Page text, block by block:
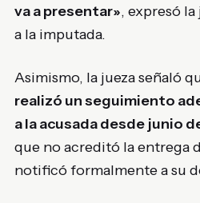
va a presentar», expresó
a la imputada.
Asimismo, la jueza señaló
realizó un seguimiento
a la acusada desde junio
que no acreditó la entrega
notificó formalmente a su